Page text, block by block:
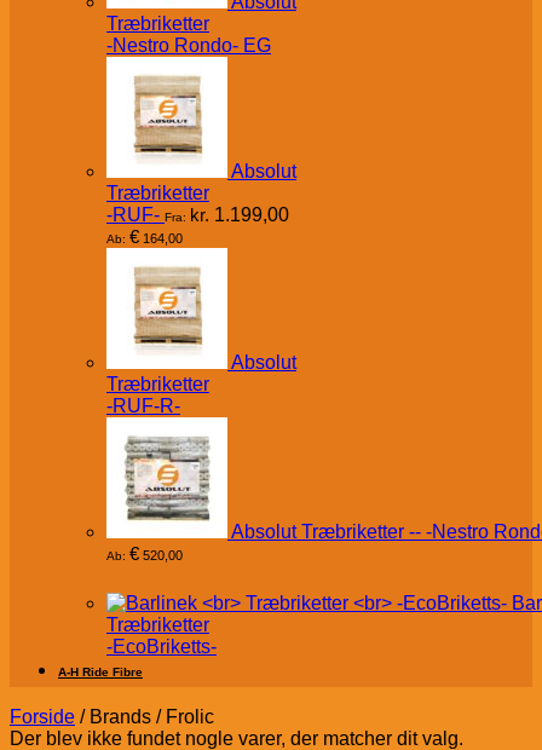
Træbriketter
-Nestro Rondo- EG
Absolut
Træbriketter
-RUF- Fra: kr. 1.199,00
Ab: € 164,00
Absolut
Træbriketter
-RUF-R-
Absolut Træbriketter -- -Nestro
Ab: € 520,00
Træbriketter
-EcoBriketts-
A-H Ride Fibre
Forside /Brands /Frolic
Der blev ikke fundet nogle varer, der matcher dit valg.